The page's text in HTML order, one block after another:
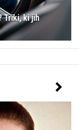
Triki, ki jih